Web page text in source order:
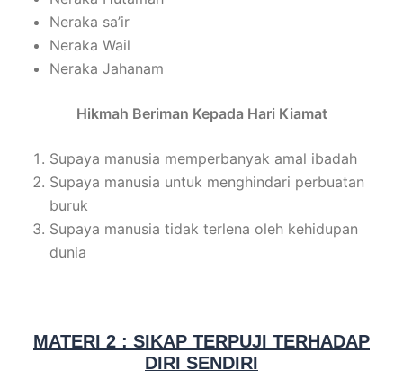
Neraka sa’ir
Neraka Wail
Neraka Jahanam
Hikmah Beriman Kepada Hari Kiamat
Supaya manusia memperbanyak amal ibadah
Supaya manusia untuk menghindari perbuatan
buruk
Supaya manusia tidak terlena oleh kehidupan
dunia
MATERI 2 : SIKAP TERPUJI TERHADAP
DIRI SENDIRI